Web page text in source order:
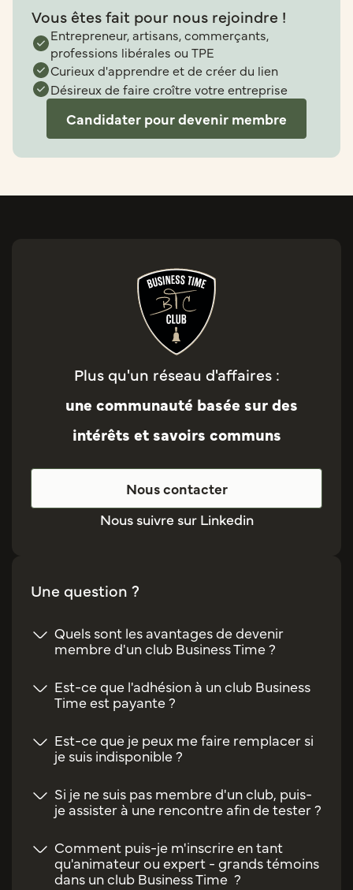
Vous êtes fait pour nous rejoindre !
Entrepreneur, artisans, commerçants,
professions libérales ou TPE
Curieux d'apprendre et de créer du lien
Désireux de faire croître votre entreprise
Candidater pour devenir membre
Plus qu'un réseau d'affaires :
une communauté basée sur des
intérêts et savoirs communs
Nous contacter
Nous suivre sur Linkedin
Une question ?
Quels sont les avantages de devenir
membre d'un club Business Time ?
Est-ce que l'adhésion à un club Business
Time est payante ?
Est-ce que je peux me faire remplacer si
je suis indisponible ?
Si je ne suis pas membre d'un club, puis-
je assister à une rencontre afin de tester ?
Comment puis-je m'inscrire en tant
qu'animateur ou expert - grands témoins
dans un club Business Time ?